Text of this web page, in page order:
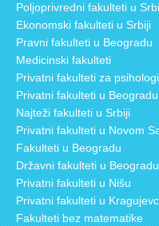
Poljoprivredni fakulteti u
Ekonomski fakulteti u Srbiji
Pravni fakulteti u Beogradu
Medicinski fakulteti
Privatni fakulteti za
Privatni fakulteti u Beogradu
Najteži fakulteti u Srbiji
Privatni fakulteti u Novom
Fakulteti u Beogradu
Državni fakulteti u Beogradu
Privatni fakulteti u Nišu
Privatni fakulteti u
Fakulteti bez matematike